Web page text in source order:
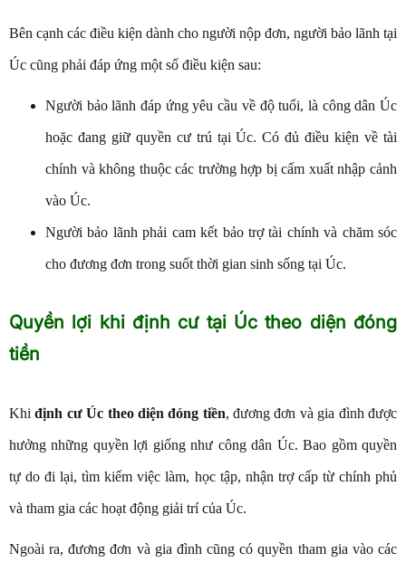
Bên cạnh các điều kiện dành cho người nộp đơn, người bảo lãnh tại
Úc cũng phải đáp ứng một số điều kiện sau:
Người bảo lãnh đáp ứng yêu cầu về độ tuổi, là công dân Úc
hoặc đang giữ quyền cư trú tại Úc. Có đủ điều kiện về tài
chính và không thuộc các trường hợp bị cấm xuất nhập cảnh
vào Úc.
Người bảo lãnh phải cam kết bảo trợ tài chính và chăm sóc
cho đương đơn trong suốt thời gian sinh sống tại Úc.
Quyền lợi khi định cư tại Úc theo diện đóng
tiền
Khiđịnh cư Úc theo diện đóng tiền, đương đơn và gia đình được
hưởng những quyền lợi giống như công dân Úc. Bao gồm quyền
tự do đi lại, tìm kiếm việc làm, học tập, nhận trợ cấp từ chính phủ
và tham gia các hoạt động giải trí của Úc.
Ngoài ra, đương đơn và gia đình cũng có quyền tham gia vào các